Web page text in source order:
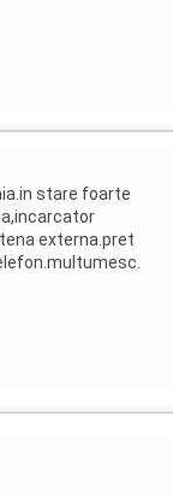
stare foarte
externa.pret